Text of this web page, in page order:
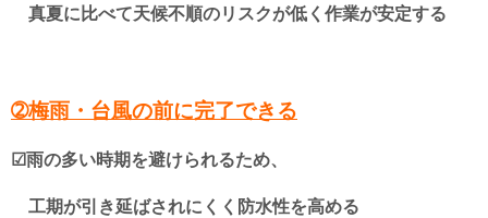
真夏に比べて天候不順のリスクが低く作業が安定する
➁梅雨・台風の前に完了できる
☑雨の多い時期を避けられるため、
工期が引き延ばされにくく防水性を高める